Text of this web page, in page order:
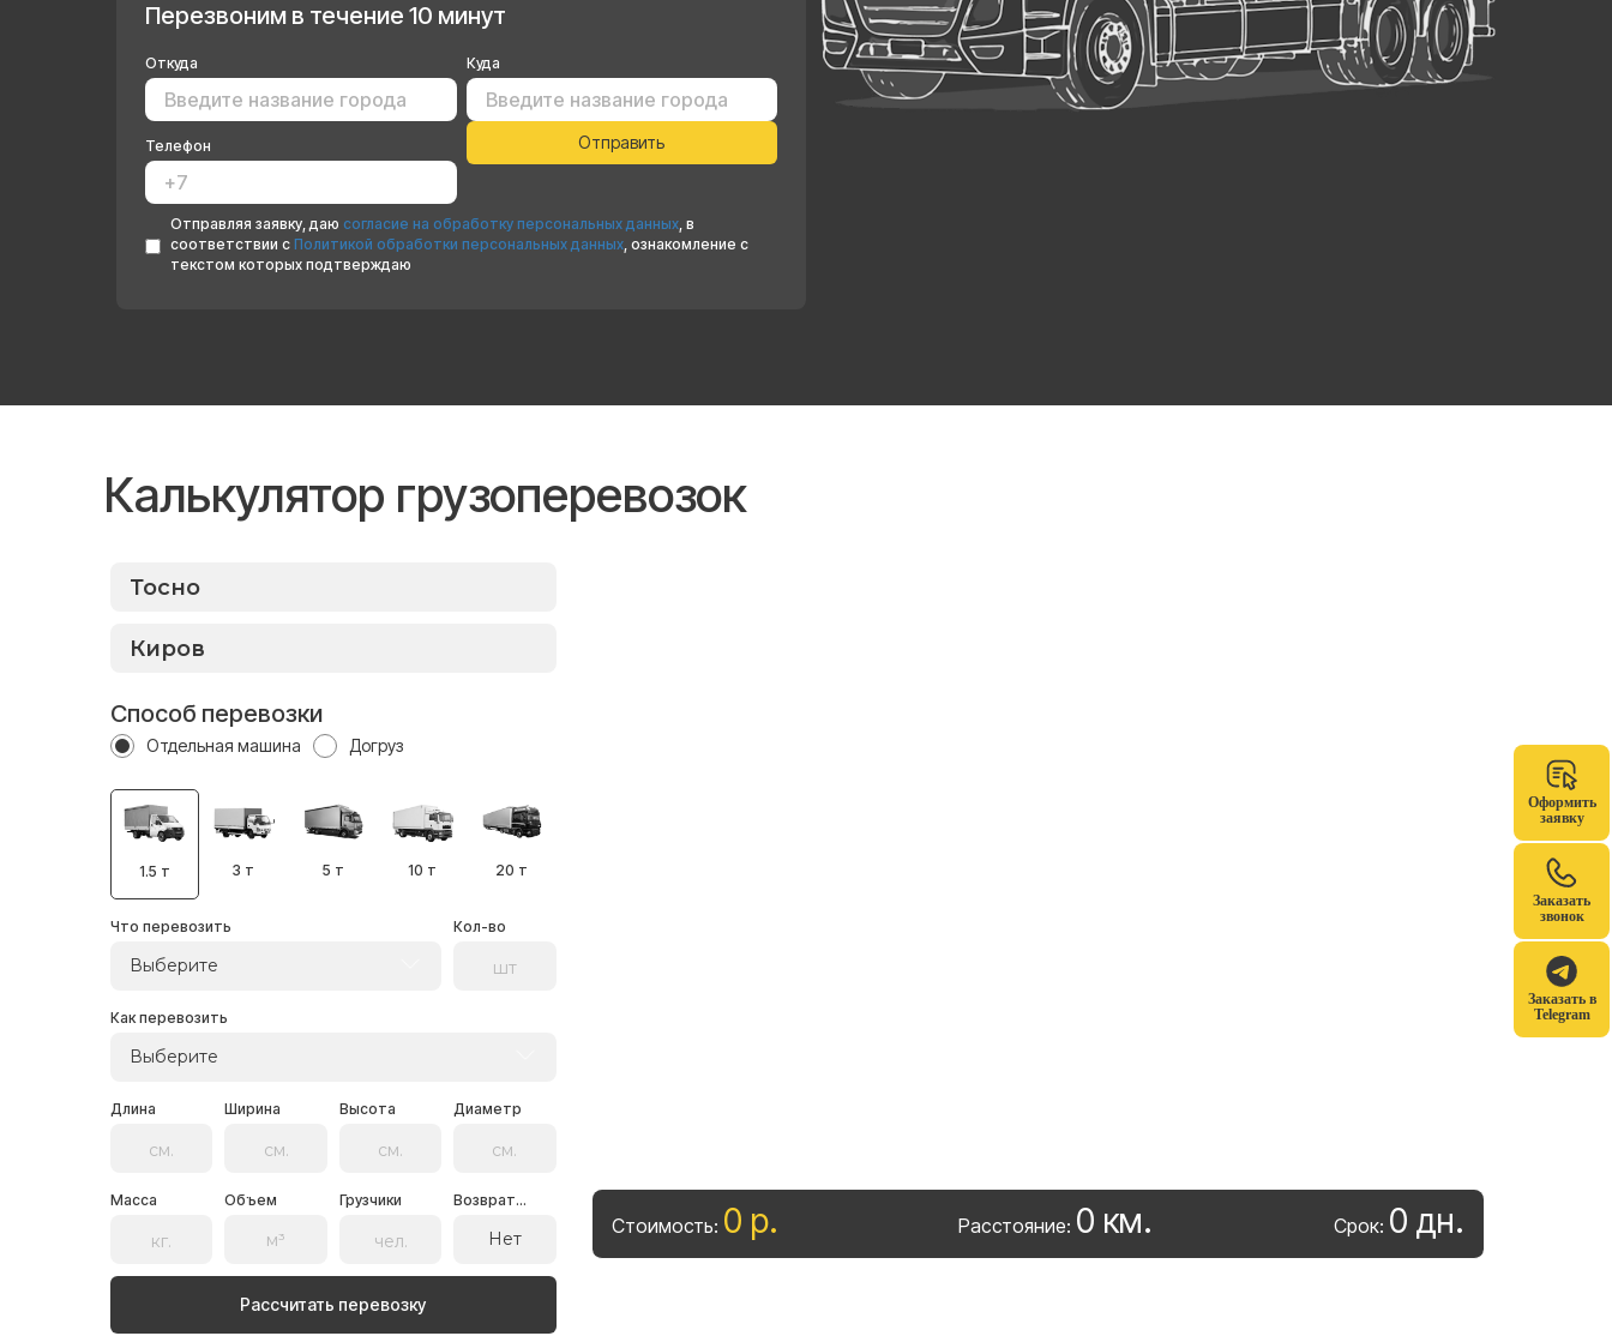
Оформить
заявку
Заказать
звонок
Заказать в
Telegram
Перезвоним в течение 10 минут
Откуда Куда
Телефон
Отправляя заявку, даю согласие на обработку персональных данных, в
соответствии с Политикой обработки персональных данных, ознакомление с
текстом которых подтверждаю
Калькулятор грузоперевозок
Способ перевозки
Отдельная машина Догруз
1.5 т 3 т 5 т 10 т 20 т
Что перевозить
Выберите
Кол-во
Как перевозить
Выберите
Длина Ширина Высота Диаметр
Масса Объем Грузчики Возврат...
Нет
Рассчитать перевозку
Стоимость: 0 р. Расстояние: 0 км. Срок: 0 дн.